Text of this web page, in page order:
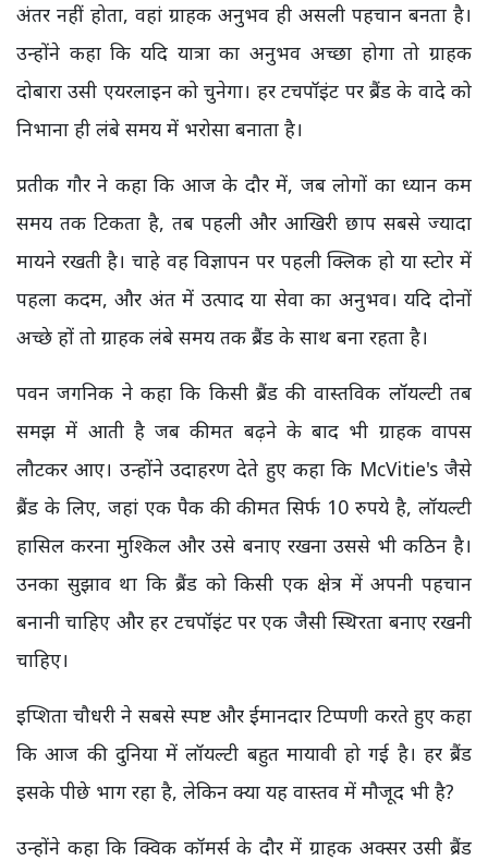
अंतर नहीं होता, वहां ग्राहक अनुभव ही असली पहचान बनता है।
उन्होंने कहा कि यदि यात्रा का अनुभव अच्छा होगा तो ग्राहक
दोबारा उसी एयरलाइन को चुनेगा। हर टचपॉइंट पर ब्रैंड के वादे को
निभाना ही लंबे समय में भरोसा बनाता है।
प्रतीक गौर ने कहा कि आज के दौर में, जब लोगों का ध्यान कम
समय तक टिकता है, तब पहली और आखिरी छाप सबसे ज्यादा
मायने रखती है। चाहे वह विज्ञापन पर पहली क्लिक हो या स्टोर में
पहला कदम, और अंत में उत्पाद या सेवा का अनुभव। यदि दोनों
अच्छे हों तो ग्राहक लंबे समय तक ब्रैंड के साथ बना रहता है।
पवन जगनिक ने कहा कि किसी ब्रैंड की वास्तविक लॉयल्टी तब
समझ में आती है जब कीमत बढ़ने के बाद भी ग्राहक वापस
लौटकर आए। उन्होंने उदाहरण देते हुए कहा कि McVitie's जैसे
ब्रैंड के लिए, जहां एक पैक की कीमत सिर्फ 10 रुपये है, लॉयल्टी
हासिल करना मुश्किल और उसे बनाए रखना उससे भी कठिन है।
उनका सुझाव था कि ब्रैंड को किसी एक क्षेत्र में अपनी पहचान
बनानी चाहिए और हर टचपॉइंट पर एक जैसी स्थिरता बनाए रखनी
चाहिए।
इप्शिता चौधरी ने सबसे स्पष्ट और ईमानदार टिप्पणी करते हुए कहा
कि आज की दुनिया में लॉयल्टी बहुत मायावी हो गई है। हर ब्रैंड
इसके पीछे भाग रहा है, लेकिन क्या यह वास्तव में मौजूद भी है?
उन्होंने कहा कि क्विक कॉमर्स के दौर में ग्राहक अक्सर उसी ब्रैंड